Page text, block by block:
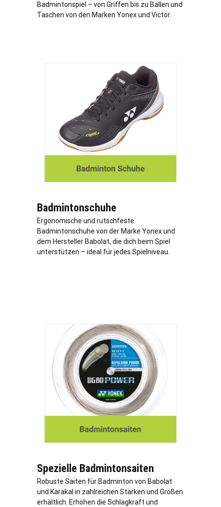
Badmintonspiel – von Griffen bis zu Bällen und
Taschen von den Marken Yonex und Victor.
Badmintonschuhe
Ergonomische und rutschfeste
Badmintonschuhe von der Marke Yonex und
dem Hersteller Babolat, die dich beim Spiel
unterstützen – ideal für jedes Spielniveau.
Spezielle Badmintonsaiten
Robuste Saiten für Badminton von Babolat
und Karakal in zahlreichen Stärken und Größen
erhältlich. Erhöhen die Schlagkraft und